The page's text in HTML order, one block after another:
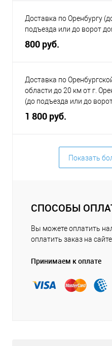
Доставка по Оренбургу
подъезда или до ворот
800 руб.
Доставка по
области до 20 км от г.
(до подъезда или до
1 800 руб.
Показать
СПОСОБЫ
Вы можете оплатить
оплатить заказ на
Принимаем к оплате